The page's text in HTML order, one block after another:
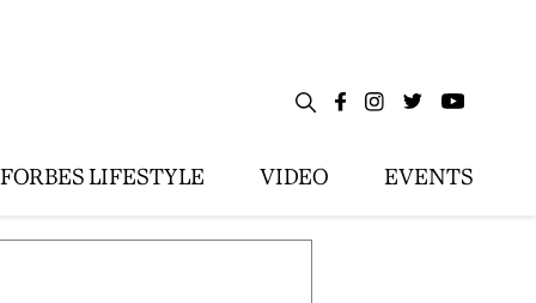
FORBES LIFESTYLE VIDEO EVENTS